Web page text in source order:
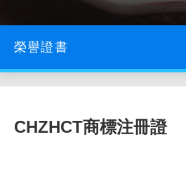
榮譽證書
CHZHCT商標注冊證